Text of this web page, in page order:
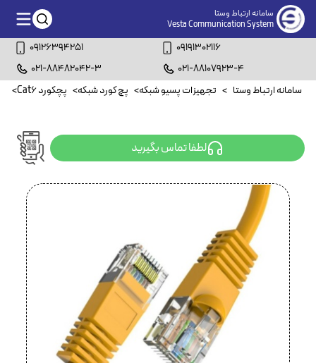
سامانه ارتباط وستا
Vesta Communication System
09126394251
09191302116
021-88482042-3
021-88107923-4
سامانه ارتباط وستا > تجهیزات پسیو شبکه> پچ کورد شبکه> پچکورد Cat6 >
لطفا تماس بگیرید